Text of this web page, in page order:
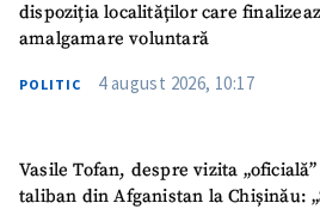
dispoziția localităților care
amalgamare voluntară
POLITIC 4 august 2026, 10:17
Vasile Tofan, despre vizita
taliban din Afganistan la Chișinău:
Telefon
+ Telefon personal
Am citit și sunt de
TRIMITE ȘTIREA